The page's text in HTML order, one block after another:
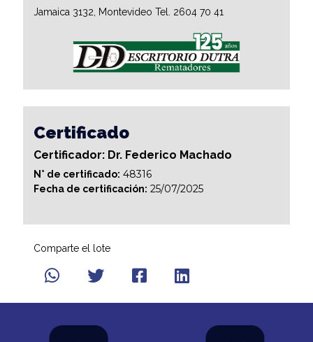
Jamaica 3132, Montevideo Tel. 2604 70 41
Certificado
Certificador: Dr. Federico Machado
N° de certificado: 48316
Fecha de certificación: 25/07/2025
Comparte el lote